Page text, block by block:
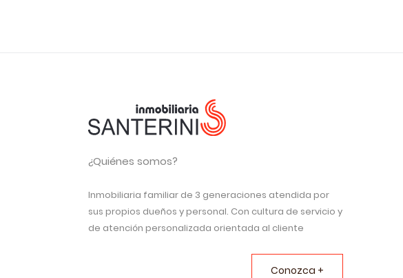
¿Quiénes somos?
Inmobiliaria familiar de 3 generaciones atendida por
sus propios dueños y personal. Con cultura de servicio y
de atención personalizada orientada al cliente
Conozca +